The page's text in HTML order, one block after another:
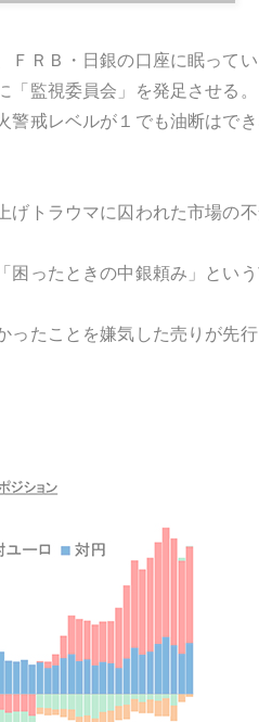
ＲＢ・日銀の口座に眠って
監視委員会」を発足させる。
戒レベルが１でも油断はでき
トラウマに囚われた市場の
ったときの中銀頼み」とい
たことを嫌気した売りが先